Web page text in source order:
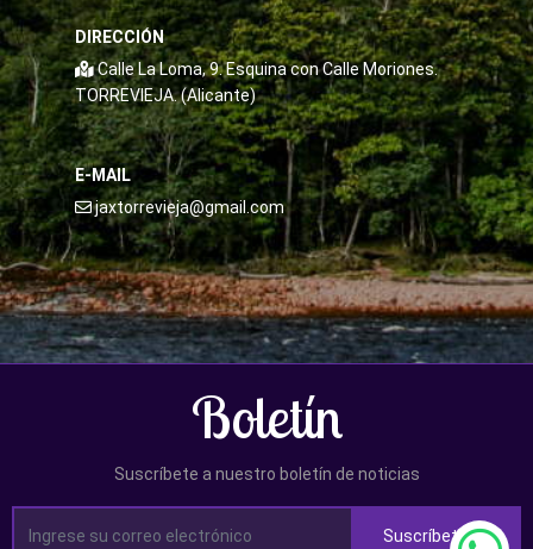
DIRECCIÓN
Calle La Loma, 9. Esquina con Calle Moriones.
TORREVIEJA. (Alicante)
E-MAIL
jaxtorrevieja@gmail.com
Boletín
Suscríbete a nuestro boletín de noticias
Suscríbete